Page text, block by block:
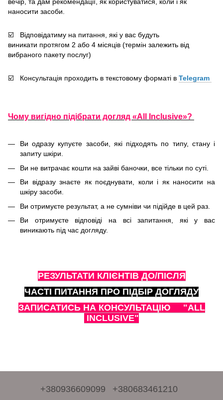
наносити засоби.
☑️ Відповідатиму на питання, які у вас будуть
виникати протягом 2 або 4 місяців (термін залежить від
вибраного пакету послуг)
☑️ Консультація проходить в текстовому форматі в Telegram
Чому вигідно підібрати догляд «All Inclusive»?
Ви одразу купуєте засоби, які підходять по типу, стану і
запиту шкіри.
Ви не витрачає кошти на зайві баночки, все тільки по суті.
Ви відразу знаєте як поєднувати, коли і як наносити на
шкіру засоби.
Ви отримуєте результат, а не сумніви чи підійде в цей раз.
Ви отримуєте відповіді на всі запитання, які у вас
виникають під час догляду.
РЕЗУЛЬТАТИ КЛІЄНТІВ ДО/ПІСЛЯ
ЧАСТІ ПИТАННЯ ПРО ПІДБІР ДОГЛЯДУ
ЗАПИСАТИСЬ НА КОНСУЛЬТАЦІЮ "ALL
INCLUSIVE"
+380936609099 +380683461210